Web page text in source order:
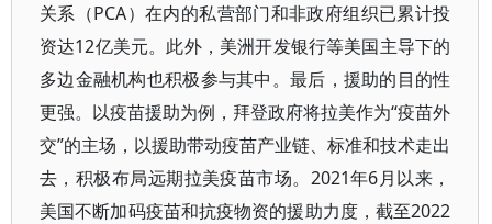
关系（PCA）在内的私营部门和非政府组织已累计投
资达12亿美元。此外，美洲开发银行等美国主导下的
多边金融机构也积极参与其中。最后，援助的目的性
更强。以疫苗援助为例，拜登政府将拉美作为“疫苗外
交”的主场，以援助带动疫苗产业链、标准和技术走出
去，积极布局远期拉美疫苗市场。2021年6月以来，
美国不断加码疫苗和抗疫物资的援助力度，截至2022